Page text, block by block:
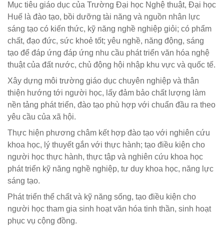
Mục tiêu giáo dục của Trường Đại học Nghệ thuật, Đại học
Huế là đào tạo, bồi dưỡng tài năng và nguồn nhân lực
sáng tạo có kiến thức, kỹ năng nghề nghiệp giỏi; có phẩm
chất, đạo đức, sức khoẻ tốt; yêu nghề, năng động, sáng
tạo để đáp ứng đáp ứng nhu cầu phát triển văn hóa nghệ
thuật của đất nước, chủ động hội nhập khu vực và quốc tế.
Xây dựng môi trường giáo dục chuyên nghiệp và thân
thiện hướng tới người học, lấy đảm bảo chất lượng làm
nền tảng phát triển, đào tạo phù hợp với chuẩn đầu ra theo
yêu cầu của xã hội.
Thực hiện phương châm kết hợp đào tạo với nghiên cứu
khoa học, lý thuyết gắn với thực hành; tạo điều kiện cho
người học thực hành, thực tập và nghiên cứu khoa học
phát triển kỹ năng nghề nghiệp, tư duy khoa học, năng lực
sáng tạo.
Phát triển thể chất và kỹ năng sống, tạo điều kiện cho
người học tham gia sinh hoạt văn hóa tinh thần, sinh hoạt
phục vụ cộng đồng.